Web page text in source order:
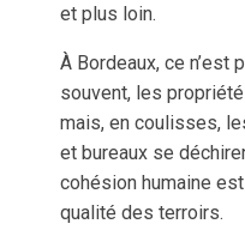
et plus loin.
À Bordeaux, ce n’est
souvent, les
mais, en coulisses,
et bureaux se
cohésion humaine
qualité des terroirs.